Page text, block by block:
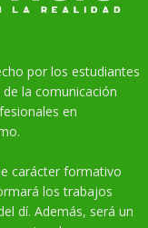
por los estudiantes
la comunicación
en
carácter formativo
los trabajos
dí. Además, será un